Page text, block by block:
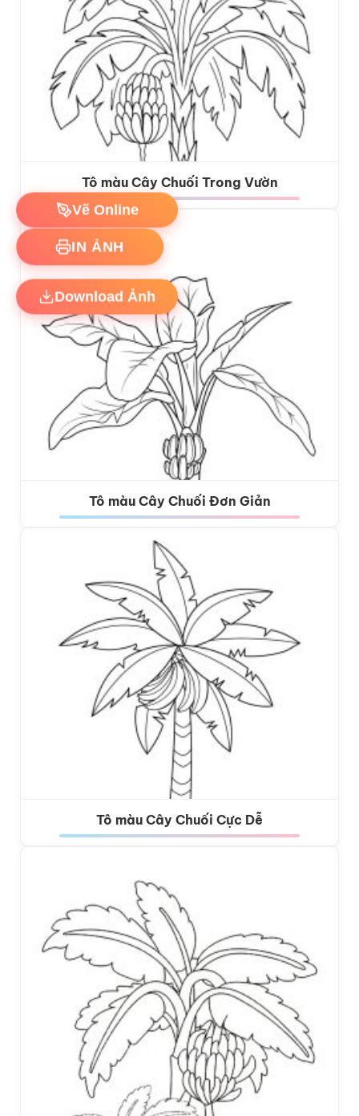
Tô màu Cây Chuối Trong Vườn
Tô màu Cây Chuối Đơn Giản
Tô màu Cây Chuối Cực Dễ
Vẽ Online
IN ẢNH
Download Ảnh